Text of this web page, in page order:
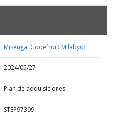
Misenga, Godefroid Milabyo;
2024/05/27
Plan de adquisiciones
STEP97399